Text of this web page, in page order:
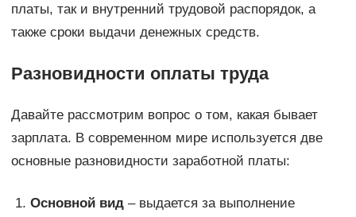
платы, так и внутренний трудовой распорядок, а
также сроки выдачи денежных средств.
Разновидности оплаты труда
Давайте рассмотрим вопрос о том, какая бывает
зарплата. В современном мире используется две
основные разновидности заработной платы:
Основной вид– выдается за выполнение